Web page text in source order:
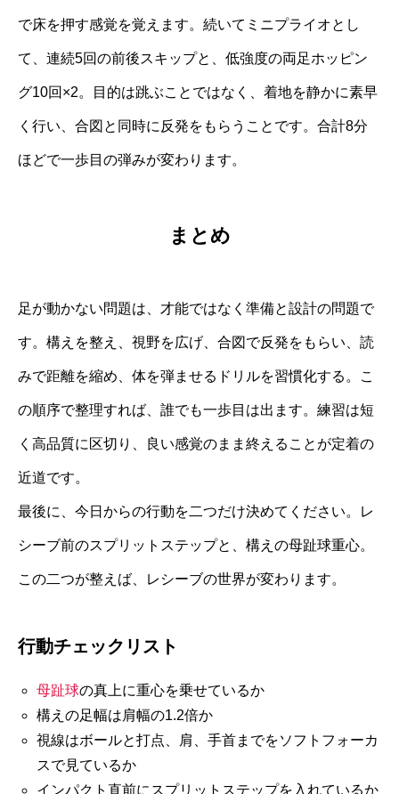
で床を押す感覚を覚えます。続いてミニプライオとし
て、連続5回の前後スキップと、低強度の両足ホッピン
グ10回×2。目的は跳ぶことではなく、着地を静かに素早
く行い、合図と同時に反発をもらうことです。合計8分
ほどで一歩目の弾みが変わります。
まとめ
足が動かない問題は、才能ではなく準備と設計の問題で
す。構えを整え、視野を広げ、合図で反発をもらい、読
みで距離を縮め、体を弾ませるドリルを習慣化する。こ
の順序で整理すれば、誰でも一歩目は出ます。練習は短
く高品質に区切り、良い感覚のまま終えることが定着の
近道です。
最後に、今日からの行動を二つだけ決めてください。レ
シーブ前のスプリットステップと、構えの母趾球重心。
この二つが整えば、レシーブの世界が変わります。
行動チェックリスト
母趾球の真上に重心を乗せているか
構えの足幅は肩幅の1.2倍か
視線はボールと打点、肩、手首までをソフトフォーカ
スで見ているか
インパクト直前にスプリットステップを入れているか